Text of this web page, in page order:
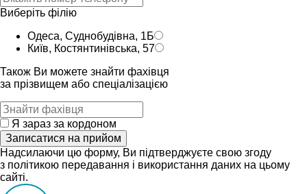
Виберіть філію
Одеса, Суднобудівна, 1Б
Київ, Костянтинівська, 57
Також Ви можете знайти фахівця
за прізвищем або спеціалізацією
Я зараз за кордоном
Записатися на прийом
Надсилаючи цю форму, Ви підтверджуєте свою згоду
з політикою передавання і використання даних на цьому
сайті.